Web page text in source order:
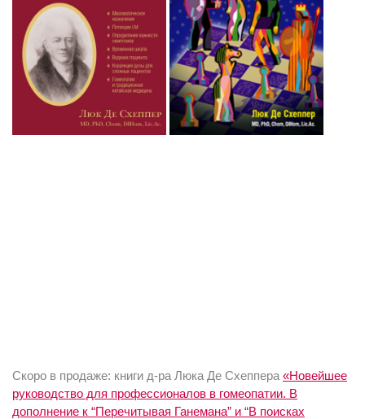
Скоро в продаже: книги д-ра Люка Де Схеппера «Новейшее
руководство для профессионалов в гомеопатии. В
дополнение к “Перечитывая Ганемана” и “В поисках